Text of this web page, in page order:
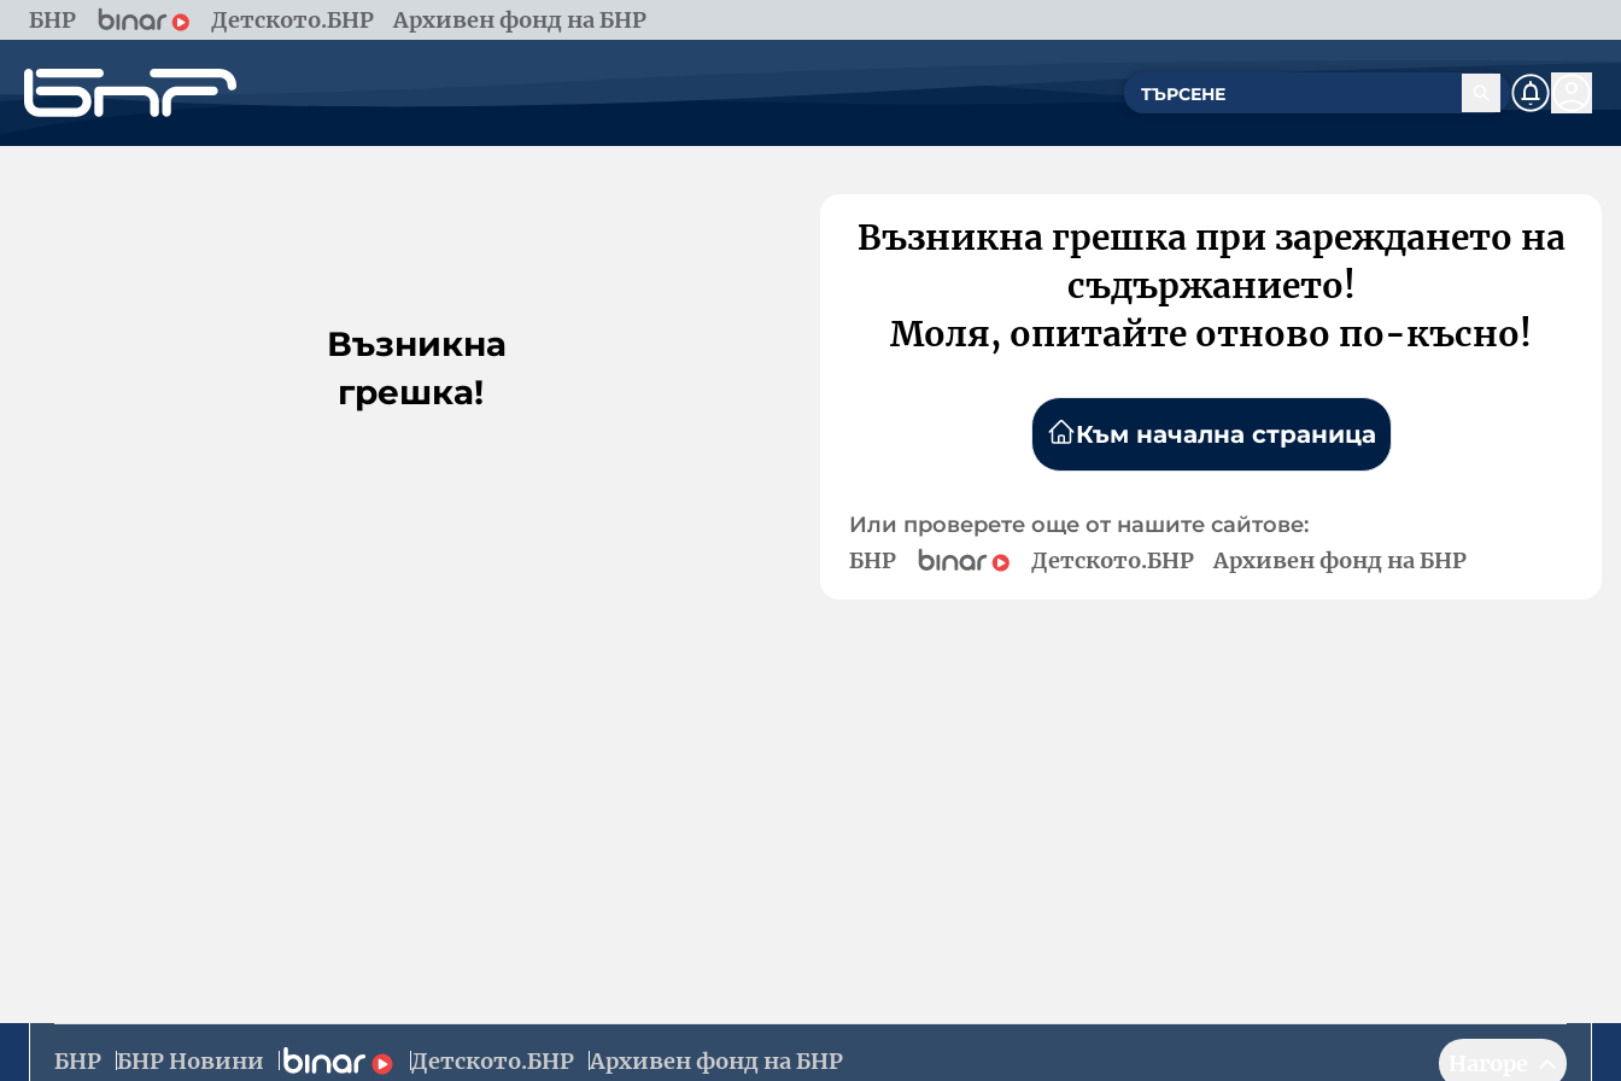
БНР Детското.БНР Архивен фонд на БНР
Възникна
грешка!
Възникна грешка при зареждането на
съдържанието!
Моля, опитайте отново по-късно!
Към начална страница
Или проверете още от нашите сайтове:
БНР Детското.БНР Архивен фонд на БНР
БНР БНР Новини Детското.БНР Архивен фонд на БНР